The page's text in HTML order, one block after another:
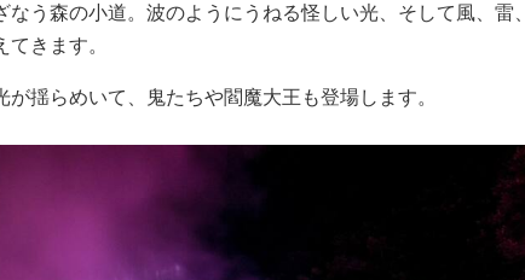
なう森の小道。波のようにうねる怪しい光、そして風、雷、
きます。
揺らめいて、鬼たちや閻魔大王も登場します。